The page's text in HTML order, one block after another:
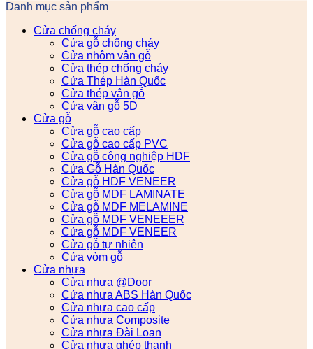
Danh mục sản phẩm
Cửa chống cháy
Cửa gỗ chống cháy
Cửa nhôm vân gỗ
Cửa thép chống cháy
Cửa Thép Hàn Quốc
Cửa thép vân gỗ
Cửa vân gỗ 5D
Cửa gỗ
Cửa gỗ cao cấp
Cửa gỗ cao cấp PVC
Cửa gỗ công nghiệp HDF
Cửa Gỗ Hàn Quốc
Cửa gỗ HDF VENEER
Cửa gỗ MDF LAMINATE
Cửa gỗ MDF MELAMINE
Cửa gỗ MDF VENEEER
Cửa gỗ MDF VENEER
Cửa gỗ tự nhiên
Cửa vòm gỗ
Cửa nhựa
Cửa nhựa @Door
Cửa nhựa ABS Hàn Quốc
Cửa nhựa cao cấp
Cửa nhựa Composite
Cửa nhựa Đài Loan
Cửa nhựa ghép thanh